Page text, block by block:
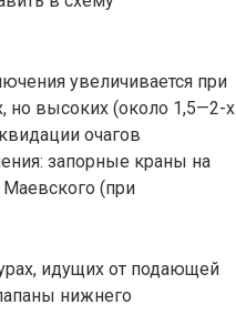
увеличивается при
но высоких (около 1,5—2-х
очагов
запорные краны на
Маевского (при
идущих от подающей
нижнего